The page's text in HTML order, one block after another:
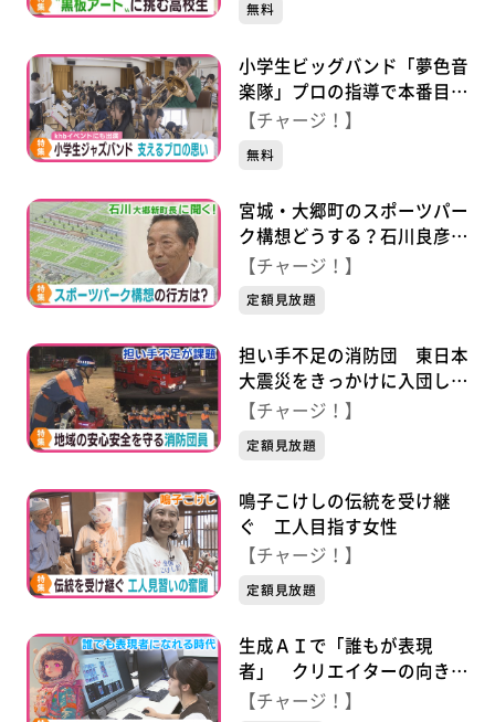
無料
小学生ビッグバンド「夢色音
楽隊」プロの指導で本番目指
す
【チャージ！】
無料
宮城・大郷町のスポーツパー
ク構想どうする？石川良彦新
町長に聞く
【チャージ！】
定額見放題
担い手不足の消防団 東日本
大震災をきっかけに入団した
団員の思い
【チャージ！】
定額見放題
鳴子こけしの伝統を受け継
ぐ 工人目指す女性
【チャージ！】
定額見放題
生成ＡＩで「誰もが表現
者」 クリエイターの向き合
い方
【チャージ！】